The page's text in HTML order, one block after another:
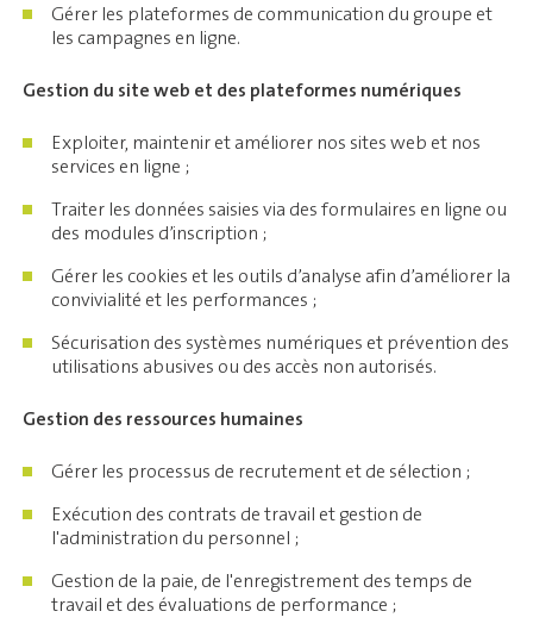
Gérer les plateformes de communication du groupe et
les campagnes en ligne.
Gestion du site web et des plateformes numériques
Exploiter, maintenir et améliorer nos sites web et nos
services en ligne ;
Traiter les données saisies via des formulaires en ligne ou
des modules d’inscription ;
Gérer les cookies et les outils d’analyse afin d’améliorer la
convivialité et les performances ;
Sécurisation des systèmes numériques et prévention des
utilisations abusives ou des accès non autorisés.
Gestion des ressources humaines
Gérer les processus de recrutement et de sélection ;
Exécution des contrats de travail et gestion de
l'administration du personnel ;
Gestion de la paie, de l'enregistrement des temps de
travail et des évaluations de performance ;